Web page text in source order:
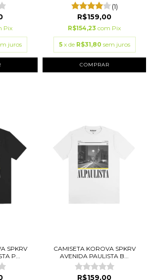
Pix
juros
(1)
R$159,00
R$154,23 com Pix
5 x de R$31,80 sem juros
COMPRAR
SPKRV
P...
CAMISETA KOROVA SPKRV
AVENIDA PAULISTA B...
R$159,00